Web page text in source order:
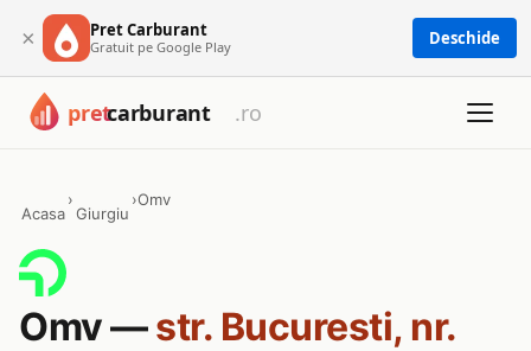
× Pret Carburant
Gratuit pe Google Play Deschide
Acasa
›
Giurgiu
›Omv
Omv —str. Bucuresti, nr.